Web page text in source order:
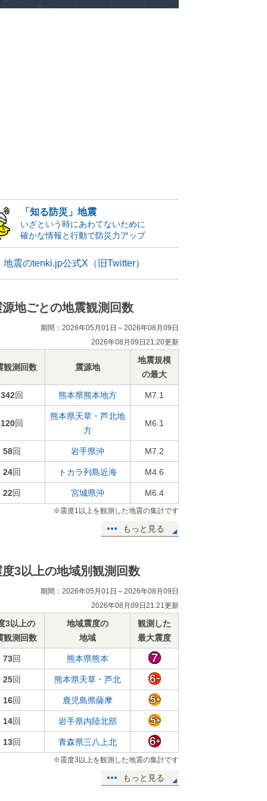
「知る防災」地震
いざという時にあわてないために
確かな情報と行動で防災力アップ
地震のtenki.jp公式X（旧Twitter）
源地ごとの地震観測回数
期間：2026年05月01日～2026年08月09日
2026年08月09日21:20更新
観測回数 震源地
地震規模
の最大
342回 熊本県熊本地方 M7.1
120回
熊本県天草・芦北地
方
M6.1
58回 岩手県沖 M7.2
24回 トカラ列島近海 M4.6
22回 宮城県沖 M6.4
※震度1以上を観測した地震の集計です
もっと見る
度3以上の地域別観測回数
期間：2026年05月01日～2026年08月09日
2026年08月09日21:21更新
3以上の
観測回数
地域震度の
地域
観測した
最大震度
73回 熊本県熊本
25回 熊本県天草・芦北
16回 鹿児島県薩摩
14回 岩手県内陸北部
13回 青森県三八上北
※震度3以上を観測した地震の集計です
もっと見る